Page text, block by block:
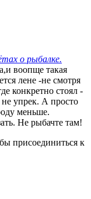
о рыбалке.
воопще такая
лене -не смотря
конкретно стоял -
упрек. А просто
меньше.
Не рыбачте там!
присоединиться к